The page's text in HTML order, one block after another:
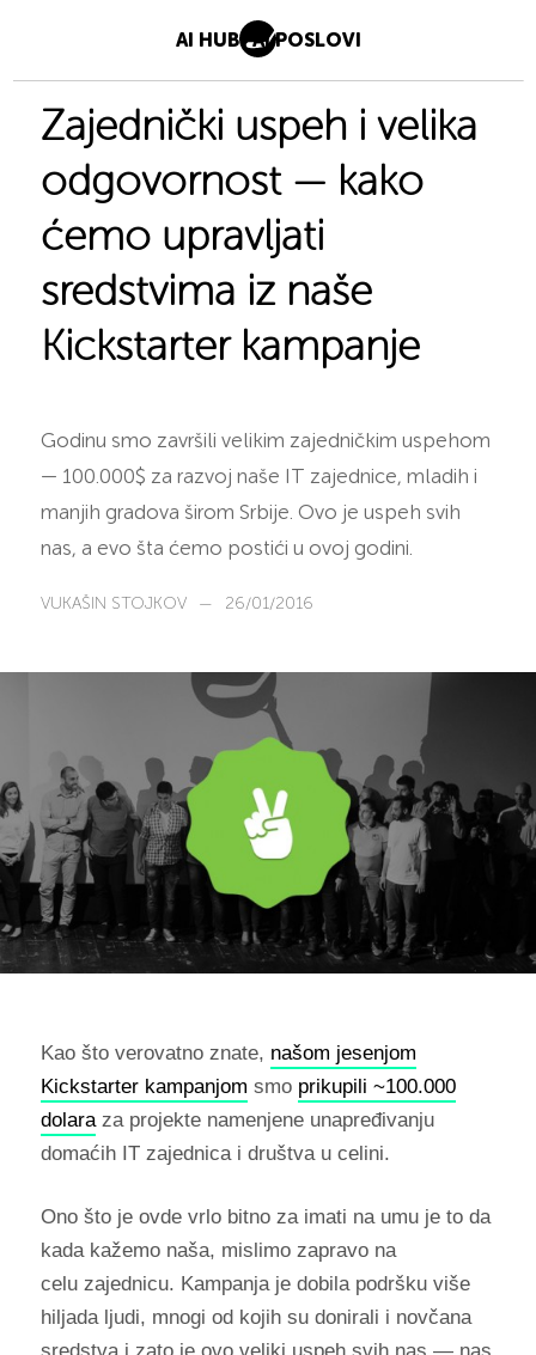
AI HUB AI POSLOVI
Zajednički uspeh i velika
odgovornost — kako
ćemo upravljati
sredstvima iz naše
Kickstarter kampanje
Godinu smo završili velikim zajedničkim uspehom
— 100.000$ za razvoj naše IT zajednice, mladih i
manjih gradova širom Srbije. Ovo je uspeh svih
nas, a evo šta ćemo postići u ovoj godini.
VUKAŠIN STOJKOV — 26/01/2016
Kao što verovatno znate, našom jesenjom
Kickstarter kampanjom smo prikupili ~100.000
dolaraza projekte namenjene unapređivanju
domaćih IT zajednica i društva u celini.
Ono što je ovde vrlo bitno za imati na umu je to da
kada kažemo naša, mislimo zapravo na
celu zajednicu. Kampanja je dobila podršku više
hiljada ljudi, mnogi od kojih su donirali i novčana
sredstva i zato je ovo veliki uspeh svih nas — nas